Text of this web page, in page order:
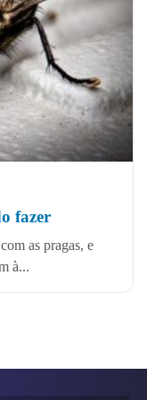
fazer
as pragas, e
à...